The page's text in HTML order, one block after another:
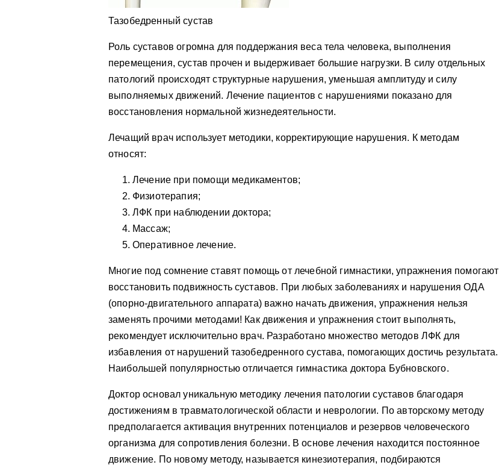
Тазобедренный сустав
Роль суставов огромна для поддержания веса тела человека, выполнения
перемещения, сустав прочен и выдерживает большие нагрузки. В силу отдельных
патологий происходят структурные нарушения, уменьшая амплитуду и силу
выполняемых движений. Лечение пациентов с нарушениями показано для
восстановления нормальной жизнедеятельности.
Лечащий врач использует методики, корректирующие нарушения. К методам
относят:
Лечение при помощи медикаментов;
Физиотерапия;
ЛФК при наблюдении доктора;
Массаж;
Оперативное лечение.
Многие под сомнение ставят помощь от лечебной гимнастики, упражнения помогают
восстановить подвижность суставов. При любых заболеваниях и нарушения ОДА
(опорно-двигательного аппарата) важно начать движения, упражнения нельзя
заменять прочими методами! Как движения и упражнения стоит выполнять,
рекомендует исключительно врач. Разработано множество методов ЛФК для
избавления от нарушений тазобедренного сустава, помогающих достичь результата.
Наибольшей популярностью отличается гимнастика доктора Бубновского.
Доктор основал уникальную методику лечения патологии суставов благодаря
достижениям в травматологической области и неврологии. По авторскому методу
предполагается активация внутренних потенциалов и резервов человеческого
организма для сопротивления болезни. В основе лечения находится постоянное
движение. По новому методу, называется кинезиотерапия, подбираются